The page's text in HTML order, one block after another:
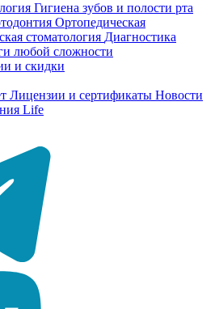
Гигиена зубов и полости рта
Ортопедическая
стоматология Диагностика
любой сложности
и скидки
Лицензии и сертификаты Новости
Life